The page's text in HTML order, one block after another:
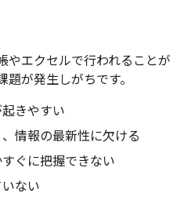
やエクセルで行われることが
が発生しがちです。
きやすい
情報の最新性に欠ける
ぐに把握できない
ない